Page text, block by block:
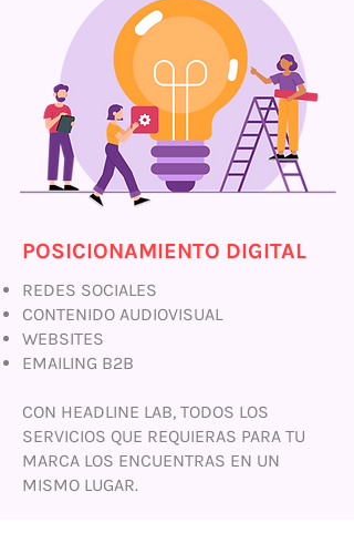
POSICIONAMIENTO DIGITAL
REDES SOCIALES
CONTENIDO AUDIOVISUAL
WEBSITES
EMAILING B2B
CON HEADLINE LAB, TODOS LOS
SERVICIOS QUE REQUIERAS PARA TU
MARCA LOS ENCUENTRAS EN UN
MISMO LUGAR.